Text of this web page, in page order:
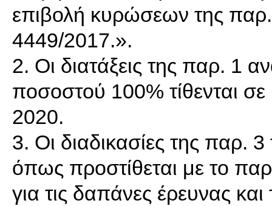
επιβολή κυρώσεων της
4449/2017.».
2. Οι διατάξεις της παρ. 1
ποσοστού 100% τίθενται
2020.
3. Οι διαδικασίες της παρ.
όπως προστίθεται με το
για τις δαπάνες έρευνας